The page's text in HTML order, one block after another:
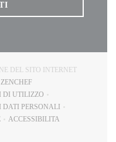
DEL SITO INTERNET
ZENCHEF((APRE UNA NUOVA
DI UTILIZZO
PERSONALI
ACCESSIBILITA